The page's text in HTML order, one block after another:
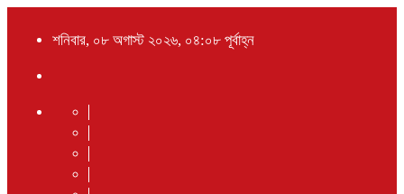
শনিবার, ০৮ অগাস্ট ২০২৬, ০৪:০৮ পূর্বাহ্ন